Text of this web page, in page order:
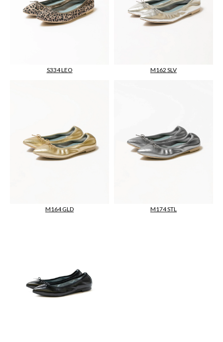
S334 LEO M162 SLV
M164 GLD M174 STL